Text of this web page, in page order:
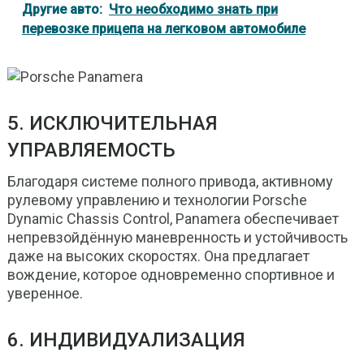
Другие авто: Что необходимо знать при
перевозке прицепа на легковом автомобиле
5. ИСКЛЮЧИТЕЛЬНАЯ
УПРАВЛЯЕМОСТЬ
Благодаря системе полного привода, активному
рулевому управлению и технологии Porsche
Dynamic Chassis Control, Panamera обеспечивает
непревзойдённую маневренность и устойчивость
даже на высоких скоростях. Она предлагает
вождение, которое одновременно спортивное и
уверенное.
6. ИНДИВИДУАЛИЗАЦИЯ